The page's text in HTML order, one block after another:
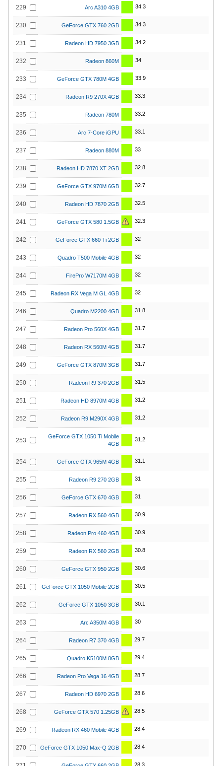
229 Arc A310 4GB 34.3
230 GeForce GTX 760 2GB 34.3
231 Radeon HD 7950 3GB 34.2
232 Radeon 860M 34
233 GeForce GTX 780M 4GB 33.9
234 Radeon R9 270X 4GB 33.3
235 Radeon 780M 33.2
236 Arc 7-Core iGPU 33.1
237 Radeon 880M 33
238 Radeon HD 7870 XT 2GB 32.8
239 GeForce GTX 970M 6GB 32.7
240 Radeon HD 7870 2GB 32.5
241 GeForce GTX 580 1.5GB 32.3
242 GeForce GTX 660 Ti 2GB 32
243 Quadro T500 Mobile 4GB 32
244 FirePro W7170M 4GB 32
245 Radeon RX Vega M GL 4GB 32
246 Quadro M2200 4GB 31.8
247 Radeon Pro 560X 4GB 31.7
248 Radeon RX 560M 4GB 31.7
249 GeForce GTX 870M 3GB 31.7
250 Radeon R9 370 2GB 31.5
251 Radeon HD 8970M 4GB 31.2
252 Radeon R9 M290X 4GB 31.2
253
GeForce GTX 1050 Ti Mobile
4GB
31.2
254 GeForce GTX 965M 4GB 31.1
255 Radeon R9 270 2GB 31
256 GeForce GTX 670 4GB 31
257 Radeon RX 560 4GB 30.9
258 Radeon Pro 460 4GB 30.9
259 Radeon RX 560 2GB 30.8
260 GeForce GTX 950 2GB 30.6
261 GeForce GTX 1050 Mobile 2GB 30.5
262 GeForce GTX 1050 3GB 30.1
263 Arc A350M 4GB 30
264 Radeon R7 370 4GB 29.7
265 Quadro K5100M 8GB 29.4
266 Radeon Pro Vega 16 4GB 28.7
267 Radeon HD 6970 2GB 28.6
268 GeForce GTX 570 1.25GB 28.5
269 Radeon RX 460 Mobile 4GB 28.4
270 GeForce GTX 1050 Max-Q 2GB 28.4
28.3